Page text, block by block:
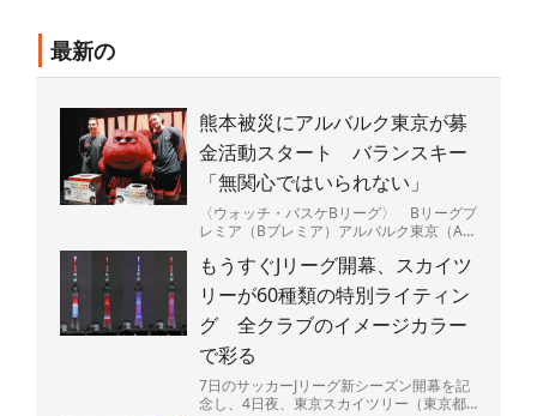
最新の
熊本被災にアルバルク東京が募
金活動スタート バランスキー
「無関心ではいられない」
〈ウォッチ・バスケBリーグ〉 Bリーグプ
レミア（Bプレミア）アルバルク東京（A東
被災地を支援す...
もうすぐJリーグ開幕、スカイツ
リーが60種類の特別ライティン
グ 全クラブのイメージカラー
で彩る
7日のサッカーJリーグ新シーズン開幕を記
念し、4日夜、東京スカイツリー（東京都